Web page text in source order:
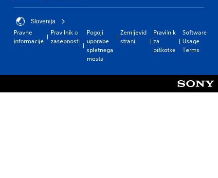
Slovenija
Pravne
informacije
Pravilnik o
zasebnosti
Pogoji
uporabe
spletnega
mesta
Zemljevid
strani
Pravilnik
za
piškotke
Software
Usage
Terms